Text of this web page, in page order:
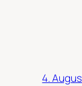
4.